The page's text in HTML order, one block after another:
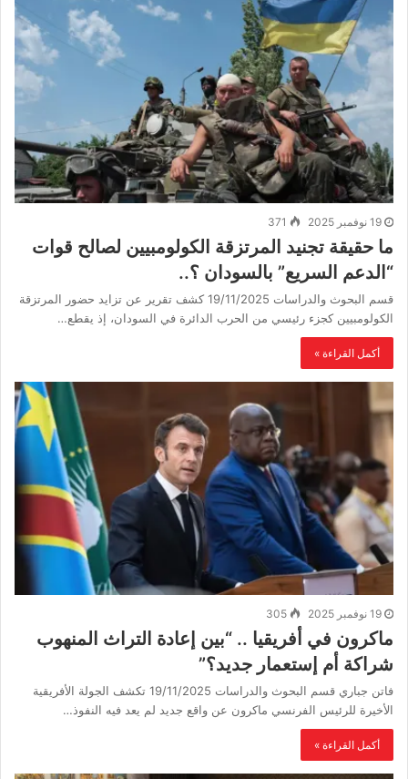
19 نوفمبر 2025 371
ما حقيقة تجنيد المرتزقة الكولومبيين لصالح قوات
“الدعم السريع” بالسودان ؟..
قسم البحوث والدراسات 19/11/2025 كشف تقرير عن تزايد حضور المرتزقة
الكولومبيين كجزء رئيسي من الحرب الدائرة في السودان، إذ يقطع…
أكمل القراءة »
19 نوفمبر 2025 305
ماكرون في أفريقيا .. “بين إعادة التراث المنهوب
شراكة أم إستعمار جديد؟”
فاتن جباري قسم البحوث والدراسات 19/11/2025 تكشف الجولة الأفريقية
الأخيرة للرئيس الفرنسي ماكرون عن واقع جديد لم يعد فيه النفوذ…
أكمل القراءة »